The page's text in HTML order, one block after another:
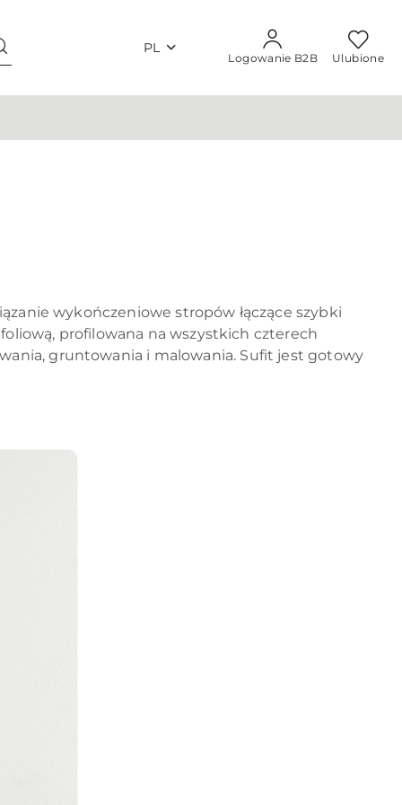
PL
Logowanie B2B Ulubione
wykończeniowe stropów łączące szybki
profilowana na wszystkich czterech
gruntowania i malowania. Sufit jest gotowy